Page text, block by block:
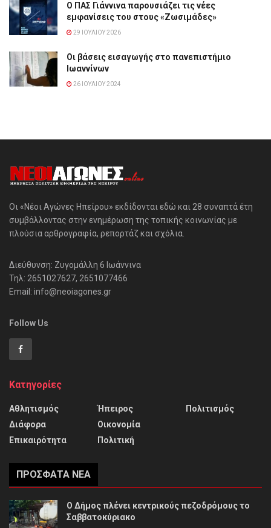
Ο ΠΑΣ Γιάννινα παρουσιάζει τις νέες
εμφανίσεις του στους «Ζωσιμάδες»
29 ΙΟΥΛΊΟΥ 2026
Οι βάσεις εισαγωγής στο πανεπιστήμιο
Ιωαννίνων
26 ΙΟΥΛΊΟΥ 2024
Οι «Νέοι Αγώνες Ηπείρου» εκδίδονται εδώ και 28 συναπτά έτη
συμβάλλοντας στην ενημέρωση της τοπικής κοινωνίας με
πλούσια αρθρογραφία, ρεπορτάζ και σχόλια.
Διεύθυνση: Ζυγομάλλη 6 Ιωάννινα
Τηλ: 2651027627, 2651077466
Email: info@neoiagones.gr
Follow Us
Κατηγορίες
Αθλητισμός
Διάφορα
Επικαιρότητα
Ήπειρος
Οικονομία
Πολιτική
Πολιτισμός
ΠΡΌΣΦΑΤΑ ΝΈΑ
Ο Δήμος πλένει κεντρικούς πεζοδρόμους το
Σαββατοκύριακο